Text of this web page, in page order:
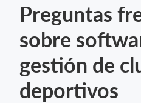
Preguntas
sobre
gestión de
deportivos